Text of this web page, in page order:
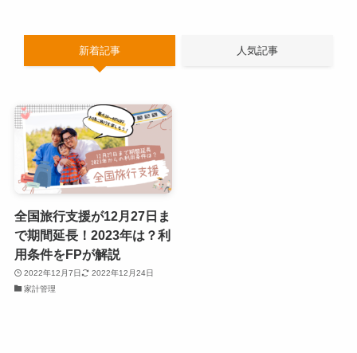
新着記事 人気記事
全国旅行支援が12月27日ま
で期間延長！2023年は？利
用条件をFPが解説
2022年12月7日
2022年12月24日
家計管理